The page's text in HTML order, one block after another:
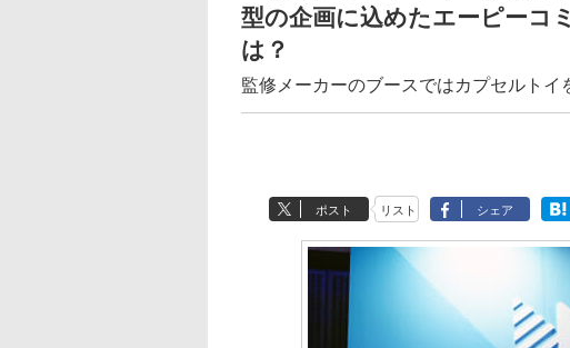
型の企画に込めたエーピーコ
は？
監修メーカーのブースではカプセルトイ
ポスト リスト シェア